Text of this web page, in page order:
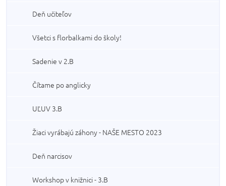
Deň učiteľov
Všetci s florbalkami do školy!
Sadenie v 2.B
Čítame po anglicky
UĽUV 3.B
Žiaci vyrábajú záhony - NAŠE MESTO 2023
Deň narcisov
Workshop v knižnici - 3.B